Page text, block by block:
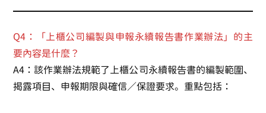
Q4：「上櫃公司編製與申報永續報告書作業辦法」的主
要內容是什麼？
A4：該作業辦法規範了上櫃公司永續報告書的編製範圍、
揭露項目、申報期限與確信／保證要求。重點包括：